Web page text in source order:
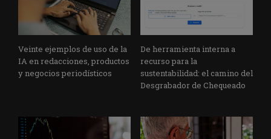
Veinte ejemplos de uso de la
IA en redacciones, productos
y negocios periodísticos
De herramienta interna a
recurso para la
sustentabilidad: el camino del
Desgrabador de Chequeado